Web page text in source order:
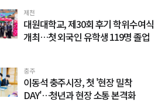
제천
대원대학교, 제30회 후기 학위수여식
개최…첫 외국인 유학생 119명 졸업
충주
이동석 충주시장, 첫 '현장 밀착
DAY'…청년과 현장 소통 본격화